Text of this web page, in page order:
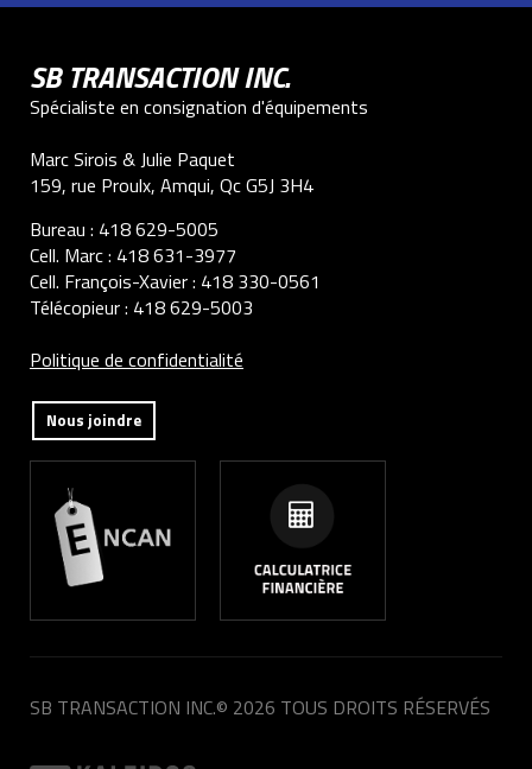
SB TRANSACTION INC.
Spécialiste en consignation d'équipements
Marc Sirois & Julie Paquet
159, rue Proulx, Amqui, Qc G5J 3H4
Bureau : 418 629-5005
Cell. Marc : 418 631-3977
Cell. François-Xavier : 418 330-0561
Télécopieur : 418 629-5003
Politique de confidentialité
Nous joindre
SB TRANSACTION INC.© 2026 TOUS DROITS RÉSERVÉS